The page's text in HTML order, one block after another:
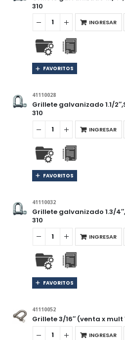
310
INGRESAR
FAVORITOS
41110028
Grillete galvanizado 1.1/
310
INGRESAR
FAVORITOS
41110032
Grillete galvanizado 1.3/
310
INGRESAR
FAVORITOS
41110052
Grillete 3/16″ (venta x mult
INGRESAR